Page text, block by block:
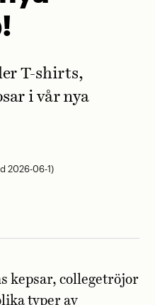
T-shirts,
i vår nya
2026-06-1)
kepsar, collegetröjor
typer av